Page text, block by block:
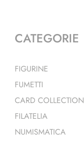
CATEGORIE
FIGURINE
FUMETTI
CARD COLLECTION
FILATELIA
NUMISMATICA